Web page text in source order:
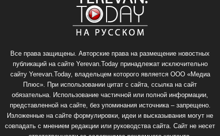
Все права защищены. Авторские права на размещение новостных
публикаций на сайте Yerevan.Today принадлежат исключительно
сайту Yerevan.Today, владельцем которого является ООО «Медиа
Плюс». При использовании цитат с сайта, ссылка на сайт
обязательна. Использование частичной или полной информации,
представленной на сайте, без упоминания источника – запрещено.
Изложенные на сайте формулировки, идеи и высказывания могут не
совпадать с мнением редакции или руководства сайта. Сайт не несет